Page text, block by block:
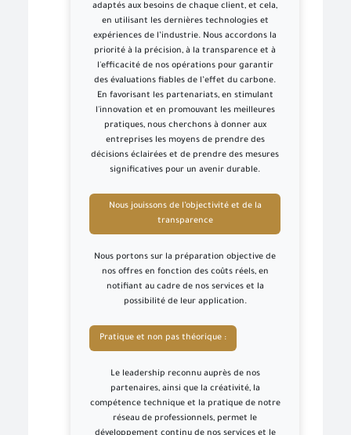
adaptés aux besoins de chaque client, et cela,
en utilisant les dernières technologies et
expériences de l’industrie. Nous accordons la
priorité à la précision, à la transparence et à
l'efficacité de nos opérations pour garantir
des évaluations fiables de l’effet du carbone.
En favorisant les partenariats, en stimulant
l'innovation et en promouvant les meilleures
pratiques, nous cherchons à donner aux
entreprises les moyens de prendre des
décisions éclairées et de prendre des mesures
significatives pour un avenir durable.
Nous jouissons de l’objectivité et de la
transparence
Nous portons sur la préparation objective de
nos offres en fonction des coûts réels, en
notifiant au cadre de nos services et la
possibilité de leur application.
Pratique et non pas théorique :
Le leadership reconnu auprès de nos
partenaires, ainsi que la créativité, la
compétence technique et la pratique de notre
réseau de professionnels, permet le